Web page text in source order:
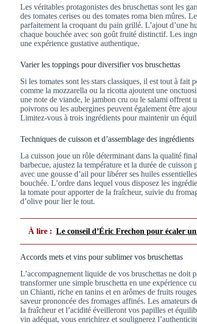
Les véritables protagonistes des bruschettas sont les
des tomates cerises ou des tomates roma bien mûres.
parfaitement la croquant du pain grillé. L’ajout d’une
chaque bouchée avec son goût fruité distinctif. Les
une expérience gustative authentique.
Varier les toppings pour diversifier vos bruschettas
Si les tomates sont les stars classiques, il est tout à fait
comme la mozzarella ou la ricotta ajoutent une
une note de viande, le jambon cru ou le salami offrent
poivrons ou les aubergines peuvent également être
Limitez-vous à trois ingrédients pour maintenir un
Techniques de cuisson et d’assemblage des ingrédients
La cuisson joue un rôle déterminant dans la qualité
barbecue, ajustez la température et la durée de
avec une gousse d’ail pour libérer ses huiles
bouchée. L’ordre dans lequel vous disposez les
la tomate pour apporter de la fraîcheur, suivie du
d’olive pour lier le tout.
À lire : Le conseil d’Éric Frechon pour écaler
Accords mets et vins pour sublimer vos bruschettas
L’accompagnement liquide de vos bruschettas ne
transformer une simple bruschetta en une expérience
un Chianti, riche en tanins et en arômes de fruits
saveur prononcée des fromages affinés. Les
la fraîcheur et l’acidité éveilleront vos papilles et
vin adéquat, vous enrichirez et soulignerez